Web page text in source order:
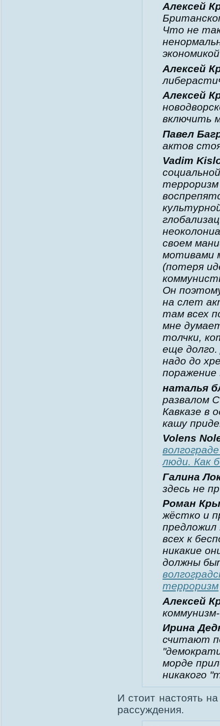
Алексей
Что не
Алексей
Алексей
включить
Павел
актов
Vadim
своем
мотивами
(потеря
Он
на слет
там всех
мне
толчки,
еще долго.
надо до
поражение
наталья
развалом
Кавказе в
кашу
Volens
люди. Как
Галина
здесь не
Роман
жёстко и
предложил
всех к
никакие
должны
терроризм
Алексей
Ирина
считают
морде
никакого
И стоит настоять
рассуждения.